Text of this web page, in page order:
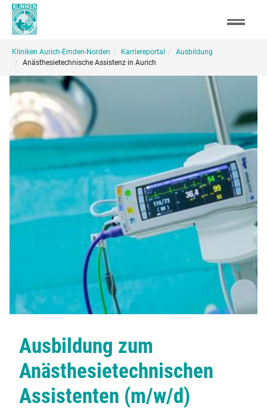
Skip
main
content
You
are
here:
Kliniken Aurich-Emden-Norden Karriereportal
Ausbildung
Anästhesietechnische Assistenz in Aurich
Ausbildung zum
Anästhesietechnischen
Assistenten (m/w/d)